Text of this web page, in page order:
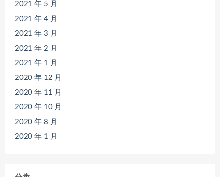
2021 年 5 月
2021 年 4 月
2021 年 3 月
2021 年 2 月
2021 年 1 月
2020 年 12 月
2020 年 11 月
2020 年 10 月
2020 年 8 月
2020 年 1 月